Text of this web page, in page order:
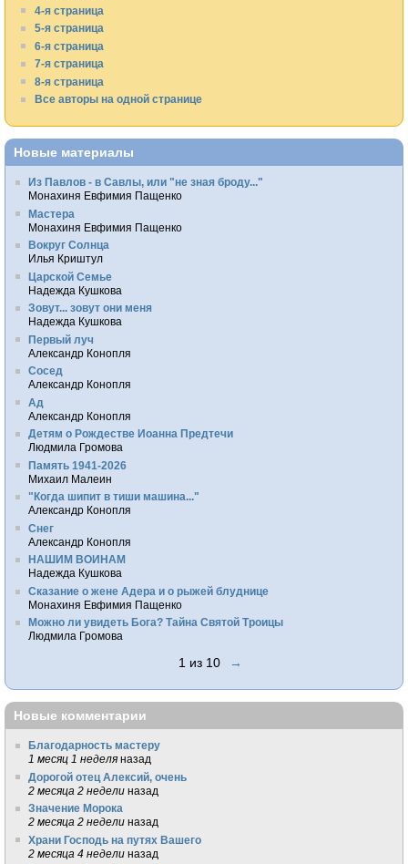
4-я страница
5-я страница
6-я страница
7-я страница
8-я страница
Все авторы на одной странице
Новые материалы
Из Павлов - в Савлы, или "не зная броду..."
Монахиня Евфимия Пащенко
Мастера
Монахиня Евфимия Пащенко
Вокруг Солнца
Илья Криштул
Царской Семье
Надежда Кушкова
Зовут... зовут они меня
Надежда Кушкова
Первый луч
Александр Конопля
Сосед
Александр Конопля
Ад
Александр Конопля
Детям о Рождестве Иоанна Предтечи
Людмила Громова
Память 1941-2026
Михаил Малеин
"Когда шипит в тиши машина..."
Александр Конопля
Снег
Александр Конопля
НАШИМ ВОИНАМ
Надежда Кушкова
Сказание о жене Адера и о рыжей блуднице
Монахиня Евфимия Пащенко
Можно ли увидеть Бога? Тайна Святой Троицы
Людмила Громова
1 из 10 →
Новые комментарии
Благодарность мастеру
1 месяц 1 неделя назад
Дорогой отец Алексий, очень
2 месяца 2 недели назад
Значение Морока
2 месяца 2 недели назад
Храни Господь на путях Вашего
2 месяца 4 недели назад